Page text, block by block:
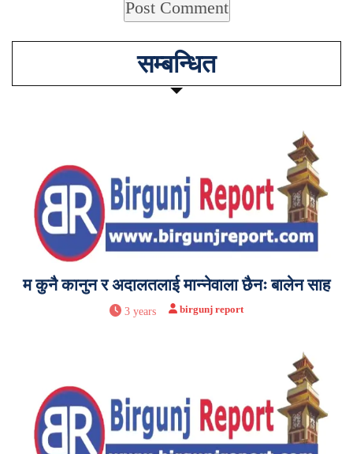
सम्बन्धित
म कुनै कानुन र अदालतलाई मान्नेवाला छैनः बालेन साह
3 years birgunj report